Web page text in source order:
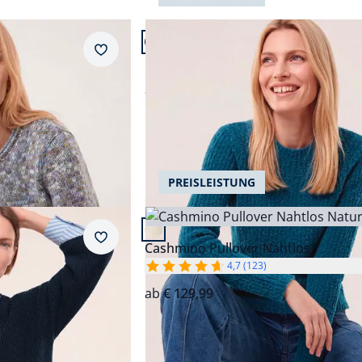
Pink
Rosé
Rot
Schwarz
Weiß
Abbrechen
wärmend
pflegeleicht
schnelltrocknend
nahtlos
luftdurchlässig
Abbrechen
Merkzettel
Artikel 2 von 22.
Baumwollmix Pullover in Plüschgarn
ab
Merkzettel
Artikel 5 von 22.
PREISLEISTUNG
Cashmino Pullover Nahtlos
4,7 (123)
ab € 129,99